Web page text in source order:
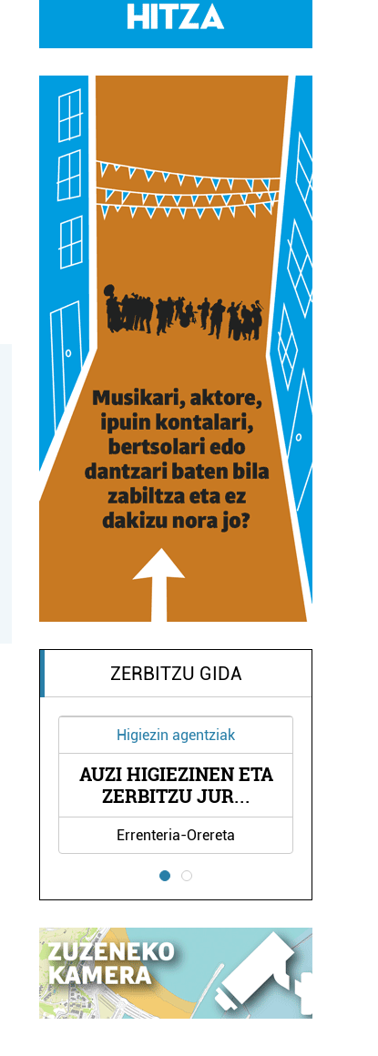
ZERBITZU GIDA
Higiezin agentziak
AUZI HIGIEZINEN ETA
ZERBITZU JUR...
Errenteria-Orereta